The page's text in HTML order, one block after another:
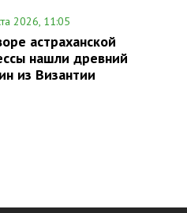
2026, 11:05
астраханской
нашли древний
из Византии